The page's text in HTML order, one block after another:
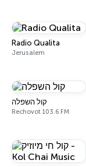
Radio Qualita
Jerusalem
קול השפלה
Rechovot 103.6 FM